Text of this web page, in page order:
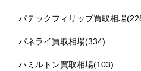
パテックフィリップ買取相場
パネライ買取相場(334)
ハミルトン買取相場(103)